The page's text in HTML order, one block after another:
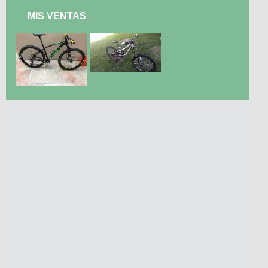
MIS VENTAS